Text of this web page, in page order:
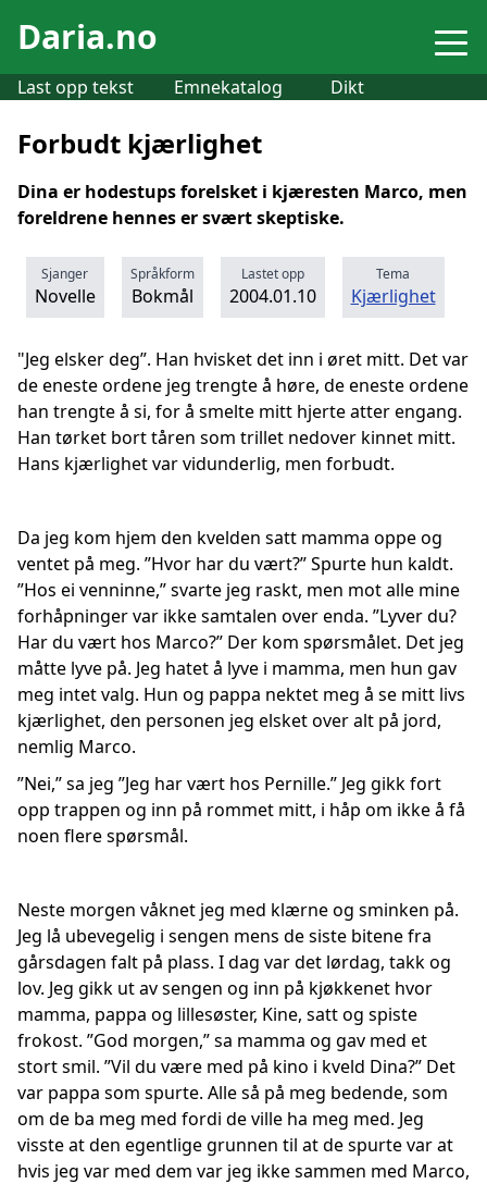
Daria.no
Last opp tekst Emnekatalog Dikt
Forbudt kjærlighet
Dina er hodestups forelsket i kjæresten Marco, men
foreldrene hennes er svært skeptiske.
Sjanger
Novelle
Språkform
Bokmål
Lastet opp
2004.01.10
Tema
Kjærlighet
"Jeg elsker deg”. Han hvisket det inn i øret mitt. Det var
de eneste ordene jeg trengte å høre, de eneste ordene
han trengte å si, for å smelte mitt hjerte atter engang.
Han tørket bort tåren som trillet nedover kinnet mitt.
Hans kjærlighet var vidunderlig, men forbudt.
Da jeg kom hjem den kvelden satt mamma oppe og
ventet på meg. ”Hvor har du vært?” Spurte hun kaldt.
”Hos ei venninne,” svarte jeg raskt, men mot alle mine
forhåpninger var ikke samtalen over enda. ”Lyver du?
Har du vært hos Marco?” Der kom spørsmålet. Det jeg
måtte lyve på. Jeg hatet å lyve i mamma, men hun gav
meg intet valg. Hun og pappa nektet meg å se mitt livs
kjærlighet, den personen jeg elsket over alt på jord,
nemlig Marco.
”Nei,” sa jeg ”Jeg har vært hos Pernille.” Jeg gikk fort
opp trappen og inn på rommet mitt, i håp om ikke å få
noen flere spørsmål.
Neste morgen våknet jeg med klærne og sminken på.
Jeg lå ubevegelig i sengen mens de siste bitene fra
gårsdagen falt på plass. I dag var det lørdag, takk og
lov. Jeg gikk ut av sengen og inn på kjøkkenet hvor
mamma, pappa og lillesøster, Kine, satt og spiste
frokost. ”God morgen,” sa mamma og gav med et
stort smil. ”Vil du være med på kino i kveld Dina?” Det
var pappa som spurte. Alle så på meg bedende, som
om de ba meg med fordi de ville ha meg med. Jeg
visste at den egentlige grunnen til at de spurte var at
hvis jeg var med dem var jeg ikke sammen med Marco,